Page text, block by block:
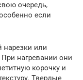
очередь,
если
нарезки или
При нагревании они
корочку и
Твердые